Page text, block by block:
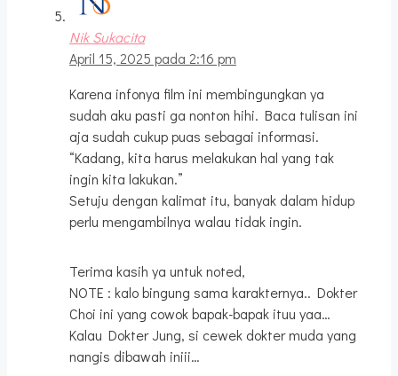
Nik Sukacita
April 15, 2025 pada 2:16 pm
Karena infonya film ini membingungkan ya
sudah aku pasti ga nonton hihi. Baca tulisan ini
aja sudah cukup puas sebagai informasi.
“Kadang, kita harus melakukan hal yang tak
ingin kita lakukan.”
Setuju dengan kalimat itu, banyak dalam hidup
perlu mengambilnya walau tidak ingin.
Terima kasih ya untuk noted,
NOTE : kalo bingung sama karakternya.. Dokter
Choi ini yang cowok bapak-bapak ituu yaa…
Kalau Dokter Jung, si cewek dokter muda yang
nangis dibawah iniii…